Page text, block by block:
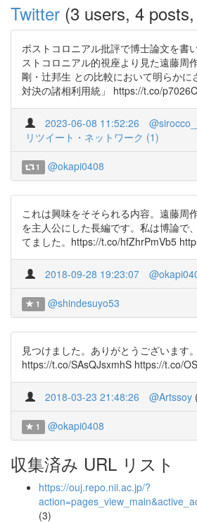
Twitter (3 users, 4
ポストコロニアル批評で博士論文を書
ストコロニアル的視座より見た遠藤周
剛・辻邦生 との比較において明らかに
対決の諸相利用統」 https://t.co/
2023-06-08 11:52:26
リツイート・ネットワーク (1)
1 @okapi0408
これは興味をそそられる内容。遠藤周
を主人公にした長編です。私は博論で
てました。https://t.co/hfZhrPmVb5
2018-09-28 19:23:07
1 @shindesuyo53
見つけました。ありがとうございます。
https://t.co/SAsQJsxmhS https://t.co/
2018-03-23 21:48:26 @Artssoy (
1 @okapi0408
収集済み URL リスト
https://ouj.repo.nii.ac.jp/?
(3)